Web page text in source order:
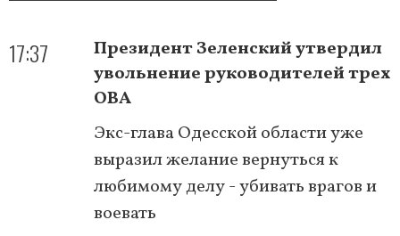
17:37
Президент Зеленский утвердил
увольнение руководителей трех
ОВА
Экс-глава Одесской области уже
выразил желание вернуться к
любимому делу - убивать врагов и
воевать